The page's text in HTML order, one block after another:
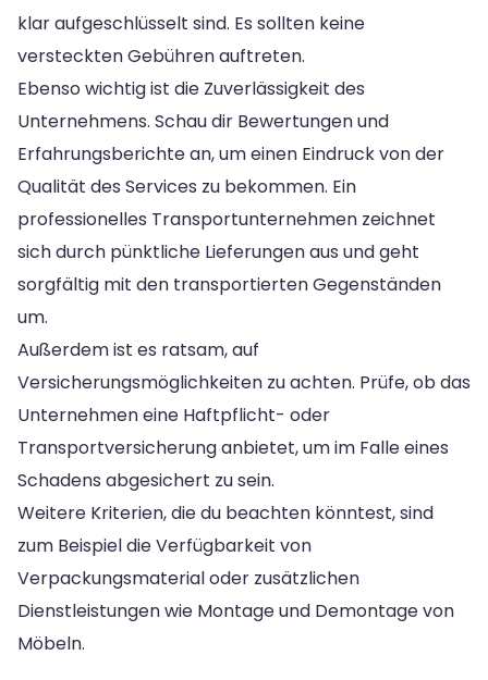
klar aufgeschlüsselt sind. Es sollten keine
versteckten Gebühren auftreten.
Ebenso wichtig ist die Zuverlässigkeit des
Unternehmens. Schau dir Bewertungen und
Erfahrungsberichte an, um einen Eindruck von der
Qualität des Services zu bekommen. Ein
professionelles Transportunternehmen zeichnet
sich durch pünktliche Lieferungen aus und geht
sorgfältig mit den transportierten Gegenständen
um.
Außerdem ist es ratsam, auf
Versicherungsmöglichkeiten zu achten. Prüfe, ob das
Unternehmen eine Haftpflicht- oder
Transportversicherung anbietet, um im Falle eines
Schadens abgesichert zu sein.
Weitere Kriterien, die du beachten könntest, sind
zum Beispiel die Verfügbarkeit von
Verpackungsmaterial oder zusätzlichen
Dienstleistungen wie Montage und Demontage von
Möbeln.